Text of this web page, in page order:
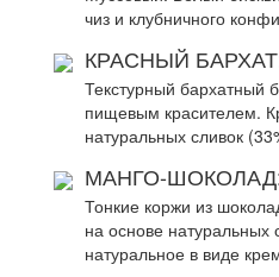
чиз и клубничного конфи
КРАСНЫЙ
Текстурный бархатный
пищевым красителем.
натуральных сливок
МАНГО-
Тонкие коржи из
на основе натуральных
натуральное в виде